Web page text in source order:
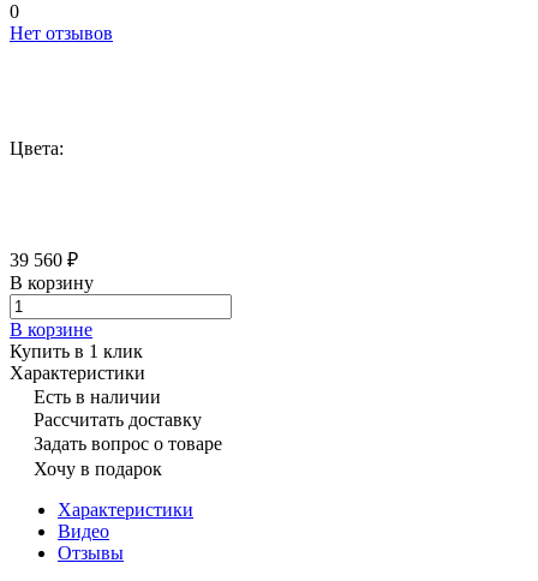
0
Нет отзывов
Цвета:
39 560 ₽
В корзину
В корзине
Купить в 1 клик
Характеристики
Есть в наличии
Рассчитать доставку
Задать вопрос о товаре
Хочу в подарок
Характеристики
Видео
Отзывы